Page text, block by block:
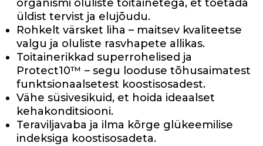
organismi oluliste toitainetega, et toetada
üldist tervist ja elujõudu.
Rohkelt värsket liha – maitsev kvaliteetse
valgu ja oluliste rasvhapete allikas.
Toitainerikkad superrohelised ja
Protect10™ – segu looduse tõhusaimatest
funktsionaalsetest koostisosadest.
Vähe süsivesikuid, et hoida ideaalset
kehakonditsiooni.
Teraviljavaba ja ilma kõrge glükeemilise
indeksiga koostisosadeta.